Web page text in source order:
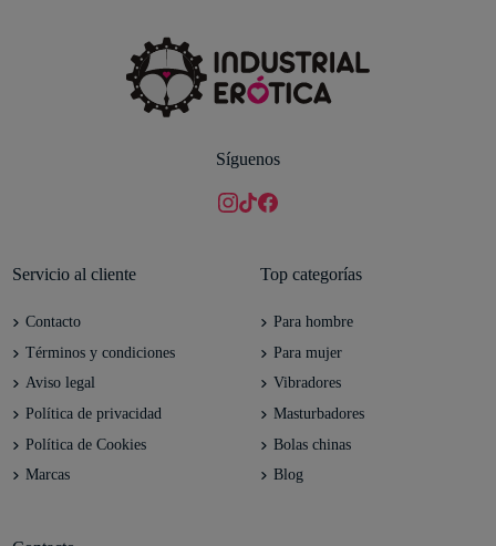
Síguenos
Servicio al cliente
Contacto
Términos y condiciones
Aviso legal
Política de privacidad
Política de Cookies
Marcas
Top categorías
Para hombre
Para mujer
Vibradores
Masturbadores
Bolas chinas
Blog